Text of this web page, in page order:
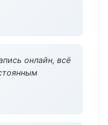
онлайн, всё